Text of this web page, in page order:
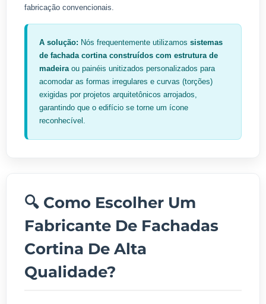
fabricação convencionais.
A solução: Nós frequentemente utilizamos sistemas
de fachada cortina construídos com estrutura de
madeiraou painéis unitizados personalizados para
acomodar as formas irregulares e curvas (torções)
exigidas por projetos arquitetônicos arrojados,
garantindo que o edifício se torne um ícone
reconhecível.
🔍 Como Escolher Um
Fabricante De Fachadas
Cortina De Alta
Qualidade?